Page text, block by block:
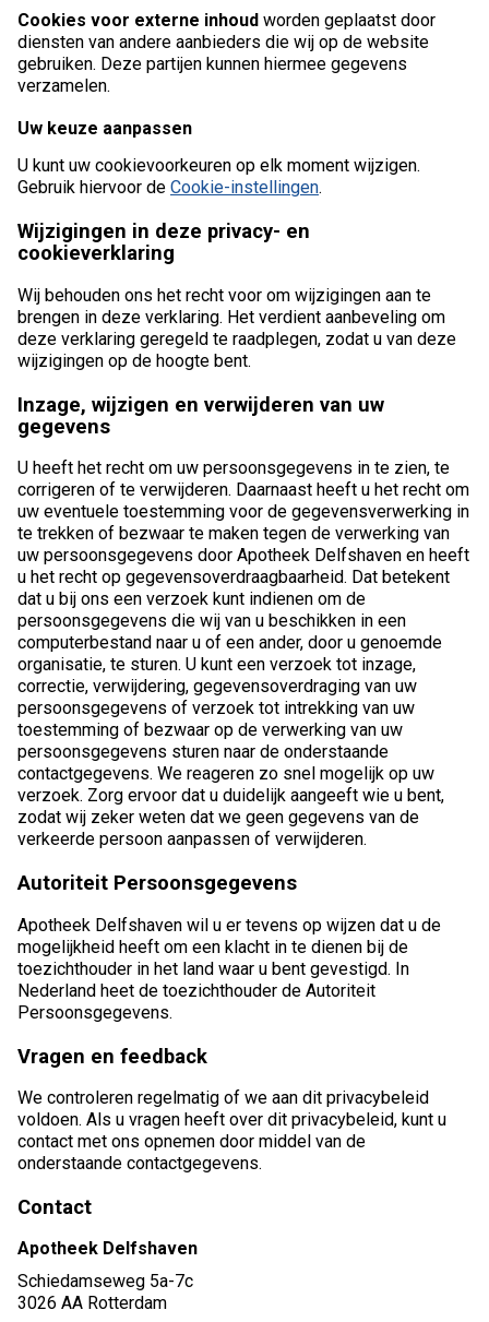
Cookies voor externe inhoud worden geplaatst door
diensten van andere aanbieders die wij op de website
gebruiken. Deze partijen kunnen hiermee gegevens
verzamelen.
Uw keuze aanpassen
U kunt uw cookievoorkeuren op elk moment wijzigen.
Gebruik hiervoor de Cookie-instellingen.
Wijzigingen in deze privacy- en
cookieverklaring
Wij behouden ons het recht voor om wijzigingen aan te
brengen in deze verklaring. Het verdient aanbeveling om
deze verklaring geregeld te raadplegen, zodat u van deze
wijzigingen op de hoogte bent.
Inzage, wijzigen en verwijderen van uw
gegevens
U heeft het recht om uw persoonsgegevens in te zien, te
corrigeren of te verwijderen. Daarnaast heeft u het recht om
uw eventuele toestemming voor de gegevensverwerking in
te trekken of bezwaar te maken tegen de verwerking van
uw persoonsgegevens door Apotheek Delfshaven en heeft
u het recht op gegevensoverdraagbaarheid. Dat betekent
dat u bij ons een verzoek kunt indienen om de
persoonsgegevens die wij van u beschikken in een
computerbestand naar u of een ander, door u genoemde
organisatie, te sturen. U kunt een verzoek tot inzage,
correctie, verwijdering, gegevensoverdraging van uw
persoonsgegevens of verzoek tot intrekking van uw
toestemming of bezwaar op de verwerking van uw
persoonsgegevens sturen naar de onderstaande
contactgegevens. We reageren zo snel mogelijk op uw
verzoek. Zorg ervoor dat u duidelijk aangeeft wie u bent,
zodat wij zeker weten dat we geen gegevens van de
verkeerde persoon aanpassen of verwijderen.
Autoriteit Persoonsgegevens
Apotheek Delfshaven wil u er tevens op wijzen dat u de
mogelijkheid heeft om een klacht in te dienen bij de
toezichthouder in het land waar u bent gevestigd. In
Nederland heet de toezichthouder de Autoriteit
Persoonsgegevens.
Vragen en feedback
We controleren regelmatig of we aan dit privacybeleid
voldoen. Als u vragen heeft over dit privacybeleid, kunt u
contact met ons opnemen door middel van de
onderstaande contactgegevens.
Contact
Apotheek Delfshaven
Schiedamseweg 5a-7c
3026 AA Rotterdam